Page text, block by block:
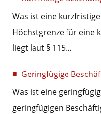
Was ist eine
Höchstgrenze für eine
liegt laut § 115…
Geringfügige
Was ist eine
geringfügigen